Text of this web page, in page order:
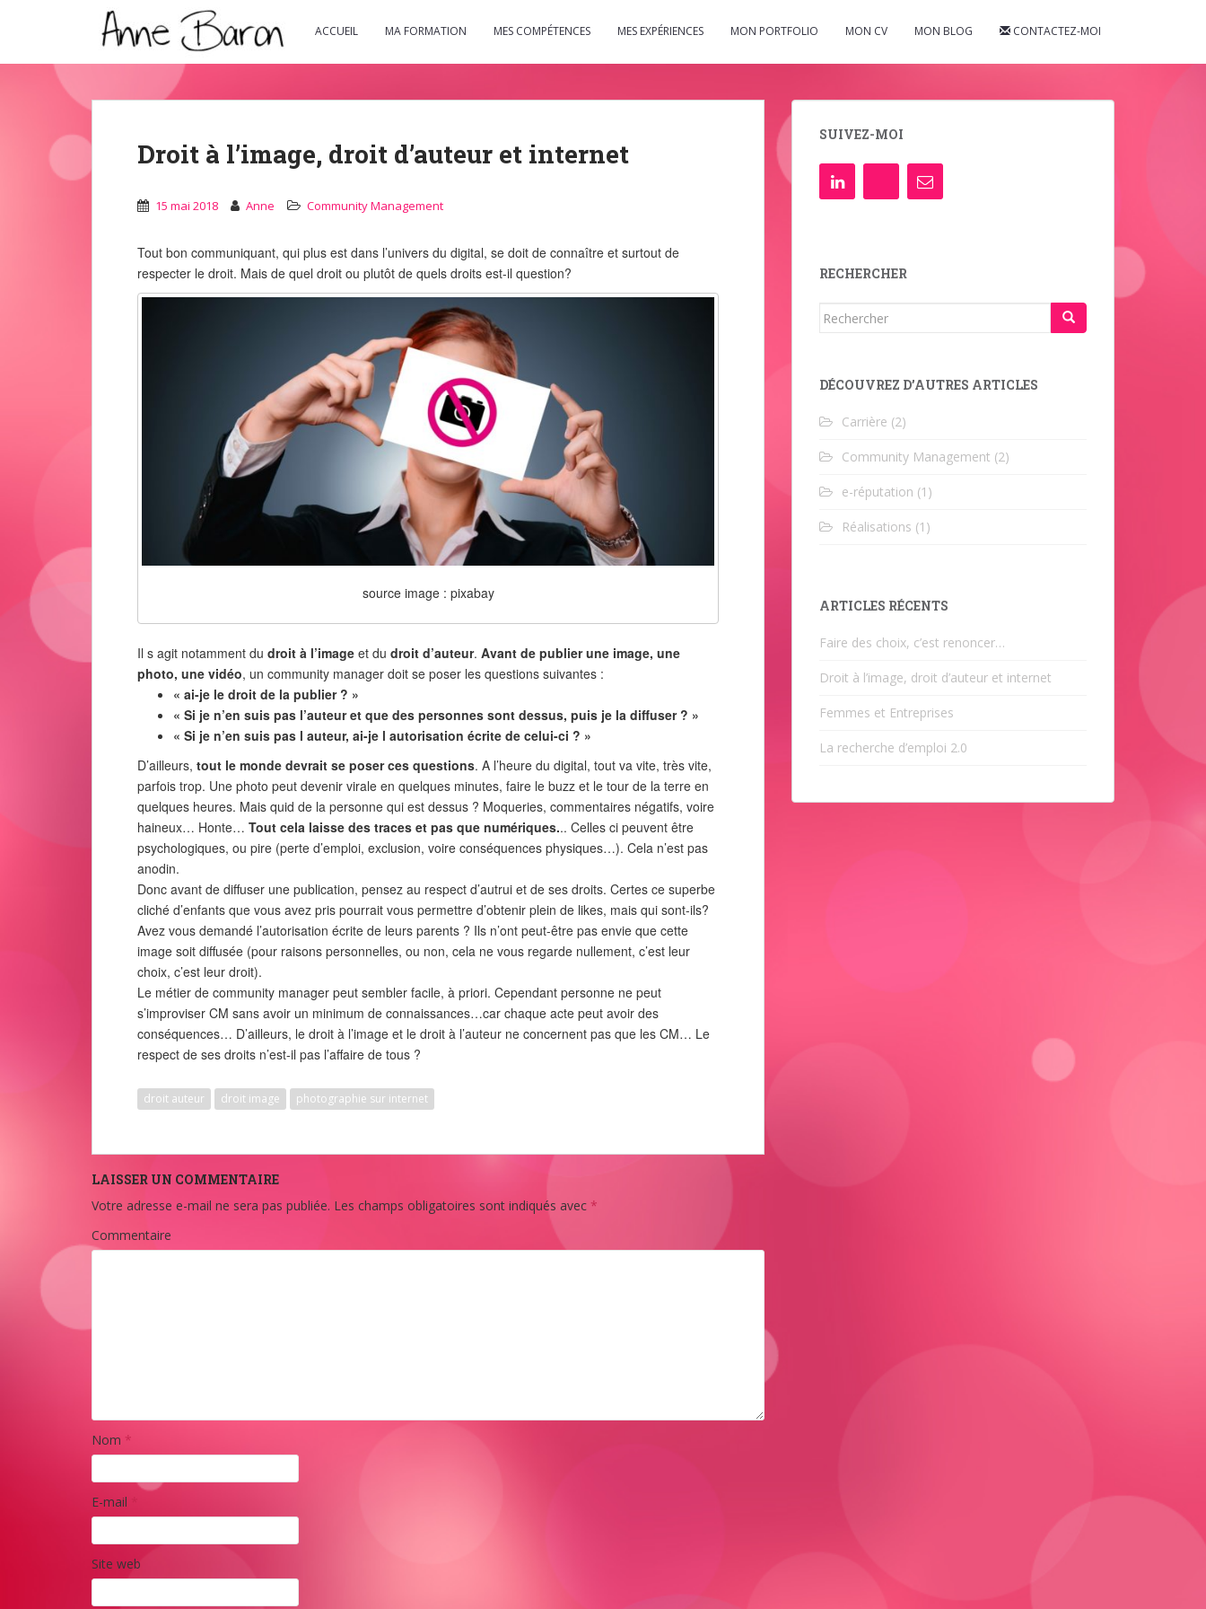
ACCUEIL MA FORMATION MES COMPÉTENCES MES EXPÉRIENCES MON PORTFOLIO MON CV MON BLOG CONTACTEZ-MOI
Droit à l’image, droit d’auteur et internet
15 mai 2018 Anne Community Management
Tout bon communiquant, qui plus est dans l’univers du digital, se doit de connaître et surtout de
respecter le droit. Mais de quel droit ou plutôt de quels droits est-il question?
source image : pixabay
Il s agit notamment du droit à l’image et du droit d’auteur. Avant de publier une image, une
photo, une vidéo, un community manager doit se poser les questions suivantes :
« ai-je le droit de la publier ? »
« Si je n’en suis pas l’auteur et que des personnes sont dessus, puis je la diffuser ? »
« Si je n’en suis pas l auteur, ai-je l autorisation écrite de celui-ci ? »
D’ailleurs, tout le monde devrait se poser ces questions. A l’heure du digital, tout va vite, très vite,
parfois trop. Une photo peut devenir virale en quelques minutes, faire le buzz et le tour de la terre en
quelques heures. Mais quid de la personne qui est dessus ? Moqueries, commentaires négatifs, voire
haineux… Honte… Tout cela laisse des traces et pas que numériques... Celles ci peuvent être
psychologiques, ou pire (perte d’emploi, exclusion, voire conséquences physiques…). Cela n’est pas
anodin.
Donc avant de diffuser une publication, pensez au respect d’autrui et de ses droits. Certes ce superbe
cliché d’enfants que vous avez pris pourrait vous permettre d’obtenir plein de likes, mais qui sont-ils?
Avez vous demandé l’autorisation écrite de leurs parents ? Ils n’ont peut-être pas envie que cette
image soit diffusée (pour raisons personnelles, ou non, cela ne vous regarde nullement, c’est leur
choix, c’est leur droit).
Le métier de community manager peut sembler facile, à priori. Cependant personne ne peut
s’improviser CM sans avoir un minimum de connaissances…car chaque acte peut avoir des
conséquences… D’ailleurs, le droit à l’image et le droit à l’auteur ne concernent pas que les CM… Le
respect de ses droits n’est-il pas l’affaire de tous ?
droit auteur droit image photographie sur internet
LAISSER UN COMMENTAIRE
Votre adresse e-mail ne sera pas publiée. Les champs obligatoires sont indiqués avec *
Commentaire
Nom *
E-mail
Site web
SUIVEZ-MOI
RECHERCHER
Rechercher...
DÉCOUVREZ D’AUTRES ARTICLES
Carrière (2)
Community Management (2)
e-réputation (1)
Réalisations (1)
ARTICLES RÉCENTS
Faire des choix, c’est renoncer…
Droit à l’image, droit d’auteur et internet
Femmes et Entreprises
La recherche d’emploi 2.0